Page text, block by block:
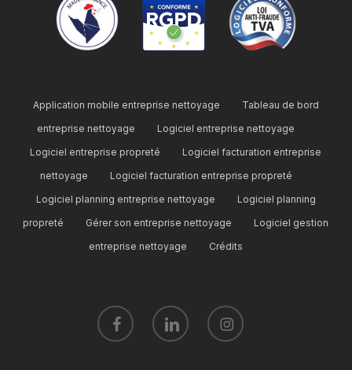
Application mobile entreprise nettoyage
Tableau de bord
entreprise nettoyage
Logiciel entreprise nettoyage
Logiciel entreprise propreté
Logiciel facturation entreprise
nettoyage
Logiciel facturation entreprise propreté
Logiciel planning entreprise nettoyage
Logiciel planning
propreté
Gérer son entreprise nettoyage
Logiciel gestion
entreprise nettoyage
Crédits
facebook linkedin instagram